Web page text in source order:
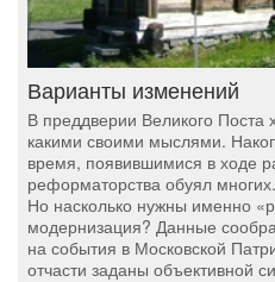
Варианты изменений
В преддверии Великого Поста
какими своими мыслями.
время, появившимися в ходе
реформаторства обуял
Но насколько нужны именно
модернизация? Данные
на события в Московской
отчасти заданы объективной